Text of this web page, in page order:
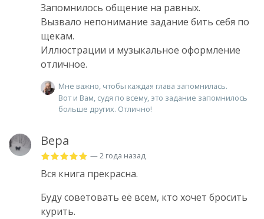
Запомнилось общение на равных.
Вызвало непонимание задание бить себя по
щекам.
Иллюстрации и музыкальное оформление
отличное.
Мне важно, чтобы каждая глава запомнилась.
Вот и Вам, судя по всему, это задание запомнилось
больше других. Отлично!
Вера
— 2 года назад
Вся книга прекрасна.
Буду советовать её всем, кто хочет бросить
курить.